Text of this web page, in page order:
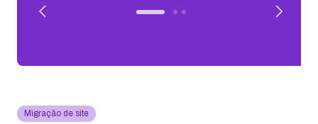
Migração de site